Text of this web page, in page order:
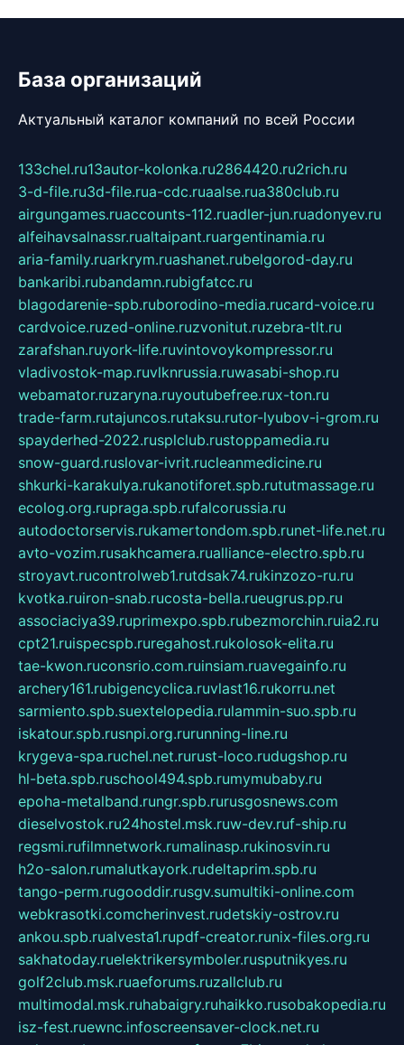
База организаций
Актуальный каталог компаний по всей России
133chel.ru13autor-kolonka.ru2864420.ru2rich.ru
3-d-file.ru3d-file.rua-cdc.ruaalse.rua380club.ru
airgungames.ruaccounts-112.ruadler-jun.ruadonyev.ru
alfeihavsalnassr.rualtaipant.ruargentinamia.ru
aria-family.ruarkrym.ruashanet.rubelgorod-day.ru
bankaribi.rubandamn.rubigfatcc.ru
blagodarenie-spb.ruborodino-media.rucard-voice.ru
cardvoice.ruzed-online.ruzvonitut.ruzebra-tlt.ru
zarafshan.ruyork-life.ruvintovoykompressor.ru
vladivostok-map.ruvlknrussia.ruwasabi-shop.ru
webamator.ruzaryna.ruyoutubefree.rux-ton.ru
trade-farm.rutajuncos.rutaksu.rutor-lyubov-i-grom.ru
spayderhed-2022.rusplclub.rustoppamedia.ru
snow-guard.ruslovar-ivrit.rucleanmedicine.ru
shkurki-karakulya.rukanotiforet.spb.rututmassage.ru
ecolog.org.rupraga.spb.rufalcorussia.ru
autodoctorservis.rukamertondom.spb.runet-life.net.ru
avto-vozim.rusakhcamera.rualliance-electro.spb.ru
stroyavt.rucontrolweb1.rutdsak74.rukinzozo-ru.ru
kvotka.ruiron-snab.rucosta-bella.rueugrus.pp.ru
associaciya39.ruprimexpo.spb.rubezmorchin.ruia2.ru
cpt21.ruispecspb.ruregahost.rukolosok-elita.ru
tae-kwon.ruconsrio.com.ruinsiam.ruavegainfo.ru
archery161.rubigencyclica.ruvlast16.rukorru.net
sarmiento.spb.suextelopedia.rulammin-suo.spb.ru
iskatour.spb.rusnpi.org.rurunning-line.ru
krygeva-spa.ruchel.net.rurust-loco.rudugshop.ru
hl-beta.spb.ruschool494.spb.rumymubaby.ru
epoha-metalband.rungr.spb.rurusgosnews.com
dieselvostok.ru24hostel.msk.ruw-dev.ruf-ship.ru
regsmi.rufilmnetwork.rumalinasp.rukinosvin.ru
h2o-salon.rumalutkayork.rudeltaprim.spb.ru
tango-perm.rugooddir.rusgv.sumultiki-online.com
webkrasotki.comcherinvest.rudetskiy-ostrov.ru
ankou.spb.rualvesta1.rupdf-creator.runix-files.org.ru
sakhatoday.ruelektrikersymboler.rusputnikyes.ru
golf2club.msk.ruaeforums.ruzallclub.ru
multimodal.msk.ruhabaigry.ruhaikko.rusobakopedia.ru
isz-fest.ruewnc.infoscreensaver-clock.net.ru